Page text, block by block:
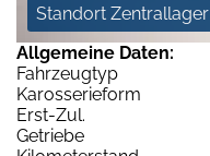
Standort Zentrallager
Allgemeine Daten:
Fahrzeugtyp
Karosserieform
Erst-Zul.
Getriebe